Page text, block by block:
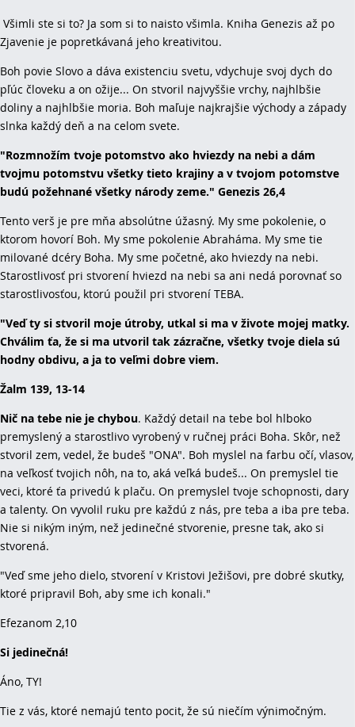
Všimli ste si to? Ja som si to naisto všimla. Kniha Genezis až po
Zjavenie je popretkávaná jeho kreativitou.
Boh povie Slovo a dáva existenciu svetu, vdychuje svoj dych do
pľúc človeku a on ožije... On stvoril najvyššie vrchy, najhlbšie
doliny a najhlbšie moria. Boh maľuje najkrajšie východy a západy
slnka každý deň a na celom svete.
"Rozmnožím tvoje potomstvo ako hviezdy na nebi a dám
tvojmu potomstvu všetky tieto krajiny a v tvojom potomstve
budú požehnané všetky národy zeme." Genezis 26,4
Tento verš je pre mňa absolútne úžasný. My sme pokolenie, o
ktorom hovorí Boh. My sme pokolenie Abraháma. My sme tie
milované dcéry Boha. My sme početné, ako hviezdy na nebi.
Starostlivosť pri stvorení hviezd na nebi sa ani nedá porovnať so
starostlivosťou, ktorú použil pri stvorení TEBA.
"Veď ty si stvoril moje útroby, utkal si ma v živote mojej matky.
Chválim ťa, že si ma utvoril tak zázračne, všetky tvoje diela sú
hodny obdivu, a ja to veľmi dobre viem.
Žalm 139, 13-14
Nič na tebe nie je chybou. Každý detail na tebe bol hlboko
premyslený a starostlivo vyrobený v ručnej práci Boha. Skôr, než
stvoril zem, vedel, že budeš "ONA". Boh myslel na farbu očí, vlasov,
na veľkosť tvojich nôh, na to, aká veľká budeš... On premyslel tie
veci, ktoré ťa privedú k plaču. On premyslel tvoje schopnosti, dary
a talenty. On vyvolil ruku pre každú z nás, pre teba a iba pre teba.
Nie si nikým iným, než jedinečné stvorenie, presne tak, ako si
stvorená.
"Veď sme jeho dielo, stvorení v Kristovi Ježišovi, pre dobré skutky,
ktoré pripravil Boh, aby sme ich konali."
Efezanom 2,10
Si jedinečná!
Áno, TY!
Tie z vás, ktoré nemajú tento pocit, že sú niečím výnimočným.